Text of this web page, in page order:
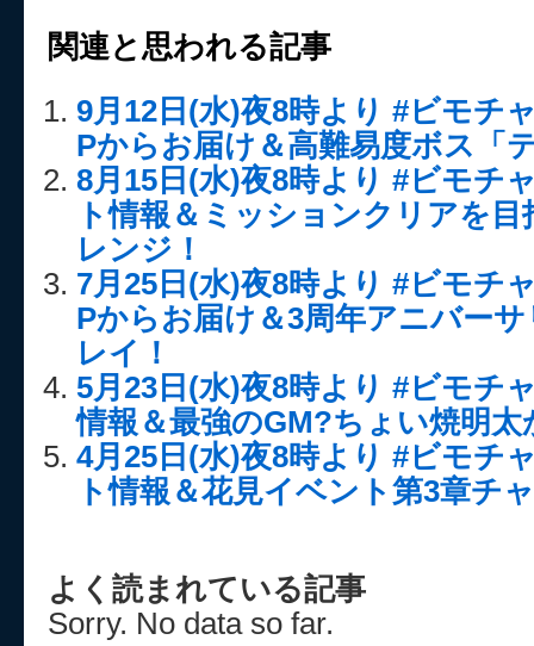
関連と思われる記事
9月12日(水)夜8時より #ビモチ
Pからお届け＆高難易度ボス「
8月15日(水)夜8時より #ビモチ
ト情報＆ミッションクリアを
レンジ！
7月25日(水)夜8時より #ビモチ
Pからお届け＆3周年アニバー
レイ！
5月23日(水)夜8時より #ビモチ
情報＆最強のGM?ちょい焼明太
4月25日(水)夜8時より #ビモチ
ト情報＆花見イベント第3章チ
よく読まれている記事
Sorry. No data so far.